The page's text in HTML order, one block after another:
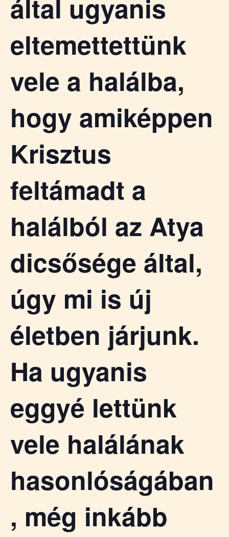
által ugyanis
eltemettettünk
vele a halálba,
hogy amiképpen
Krisztus
feltámadt a
halálból az Atya
dicsősége által,
úgy mi is új
életben járjunk.
Ha ugyanis
eggyé lettünk
vele halálának
hasonlóságában
, még inkább